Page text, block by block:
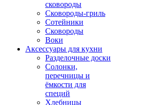
сковороды
Сковороды-гриль
Сотейники
Сковороды
Воки
Аксессуары для кухни
Разделочные доски
Солонки,
перечницы и
ёмкости для
специй
Хлебницы